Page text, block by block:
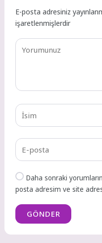
E-posta adresiniz
işaretlenmişlerdir
Daha sonraki
posta adresim ve site
GÖNDER